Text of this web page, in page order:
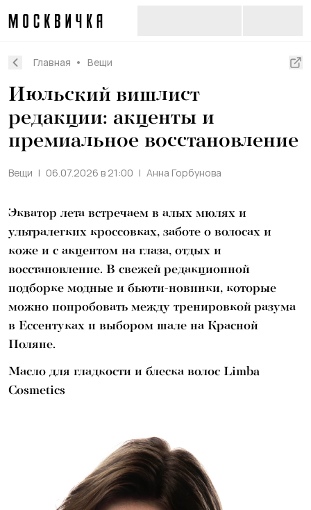
Главная Вещи
Июльский вишлист
редакции: акценты и
премиальное восстановление
Вещи 06.07.2026 в 21:00 Анна Горбунова
Экватор лета встречаем в алых мюлях и
ультралегких кроссовках, заботе о волосах и
коже и с акцентом на глаза, отдых и
восстановление. В свежей редакционной
подборке модные и бьюти-новинки, которые
можно попробовать между тренировкой разума
в Ессентуках и выбором шале на Красной
Поляне.
Масло для гладкости и блеска волос Limba
Cosmetics